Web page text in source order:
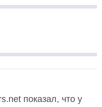
показал, что у